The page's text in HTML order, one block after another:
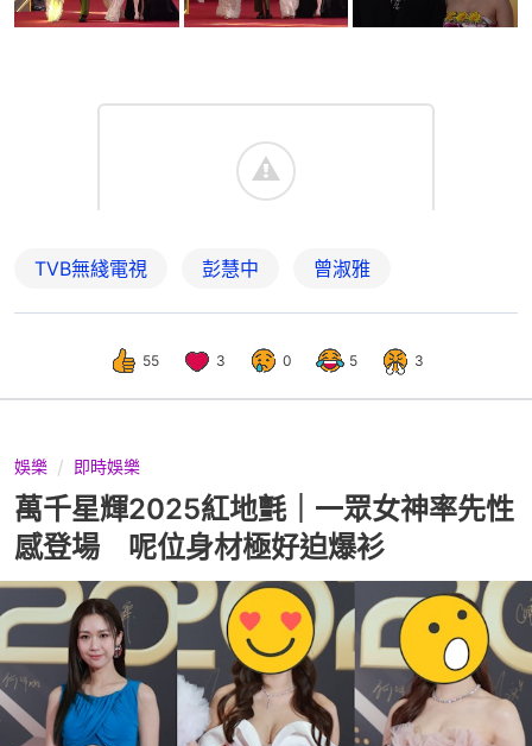
TVB無綫電視 彭慧中 曾淑雅
55 3 0 5 3
娛樂 即時娛樂
萬千星輝2025紅地氈｜一眾女神率先性
感登場 呢位身材極好迫爆衫